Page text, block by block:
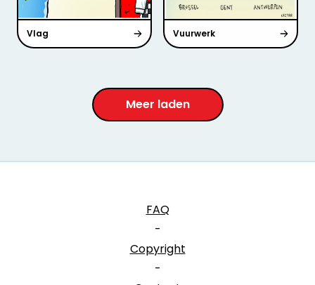
Vlag Vuurwerk
Meer laden
FAQ
-
Copyright
-